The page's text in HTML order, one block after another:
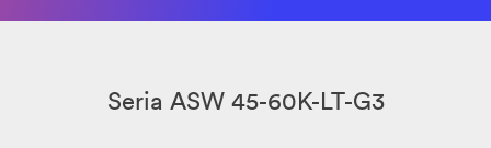
Seria ASW 45-60K-LT-G3